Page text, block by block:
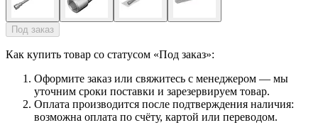
Под заказ
Как купить товар со статусом «Под заказ»:
Оформите заказ или свяжитесь с менеджером — мы
уточним сроки поставки и зарезервируем товар.
Оплата производится после подтверждения наличия:
возможна оплата по счёту, картой или переводом.